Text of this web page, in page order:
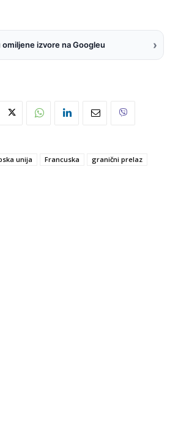
izvore na Googleu ›
unija Francuska
granični prelaz